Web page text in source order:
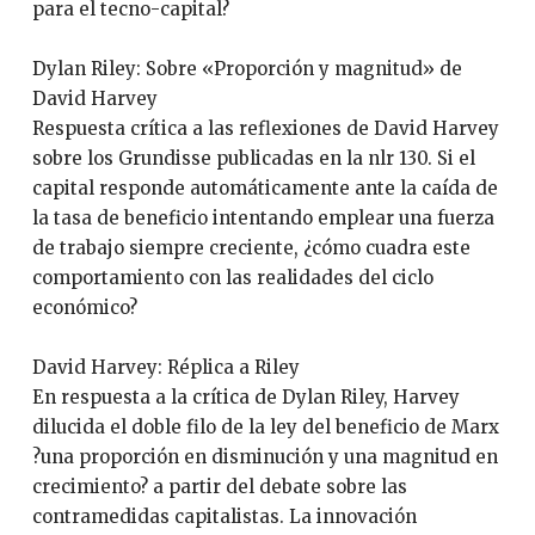
para el tecno-capital?
Dylan Riley: Sobre «Proporción y magnitud» de
David Harvey
Respuesta crítica a las reflexiones de David Harvey
sobre los Grundisse publicadas en la nlr 130. Si el
capital responde automáticamente ante la caída de
la tasa de beneficio intentando emplear una fuerza
de trabajo siempre creciente, ¿cómo cuadra este
comportamiento con las realidades del ciclo
económico?
David Harvey: Réplica a Riley
En respuesta a la crítica de Dylan Riley, Harvey
dilucida el doble filo de la ley del beneficio de Marx
?una proporción en disminución y una magnitud en
crecimiento? a partir del debate sobre las
contramedidas capitalistas. La innovación